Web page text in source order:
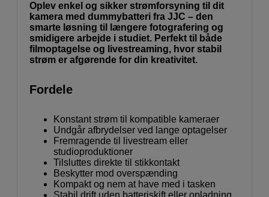
Oplev enkel og sikker strømforsyning til dit
kamera med dummybatteri fra JJC – den
smarte løsning til længere fotografering og
smidigere arbejde i studiet. Perfekt til både
filmoptagelse og livestreaming, hvor stabil
strøm er afgørende for din kreativitet.
Fordele
Konstant strøm til kompatible kameraer
Undgår afbrydelser ved lange optagelser
Fremragende til livestream eller
studioproduktioner
Tilsluttes direkte til stikkontakt
Beskytter mod overspænding
Kompakt og nem at have med i tasken